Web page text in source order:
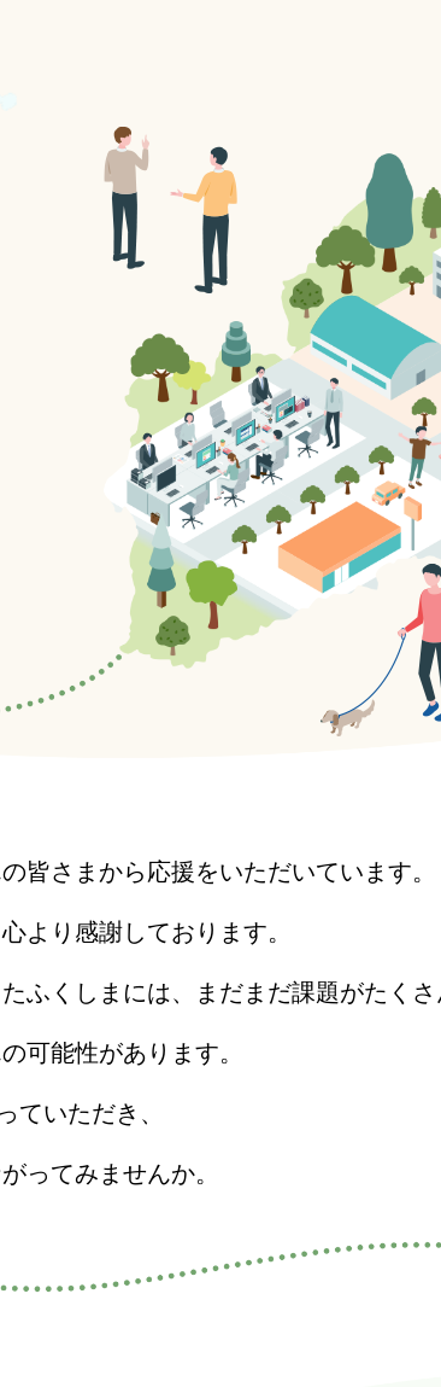
皆さまから応援をいただいています。
より感謝しております。
ふくしまには、まだまだ課題がたく
可能性があります。
ていただき、
ってみませんか。